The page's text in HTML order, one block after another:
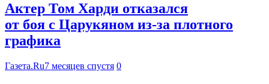
Актер Том Харди отказался
от боя с Царукяном из-за плотного
графика
Газета.Ru7 месяцев спустя 0